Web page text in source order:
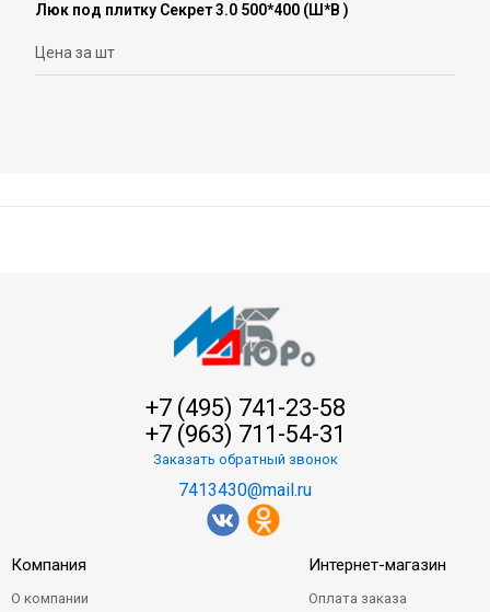
Люк под плитку Секрет 3.0 500*400 (Ш*В )
Цена за шт
+7 (495) 741-23-58
+7 (963) 711-54-31
Заказать обратный звонок
7413430@mail.ru
Компания
О компании
Интернет-магазин
Оплата заказа